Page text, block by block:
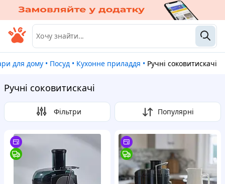
для дому • Посуд • Кухонне приладдя • Ручні соковитискачі
Ручні соковитискачі
Фільтри Популярні